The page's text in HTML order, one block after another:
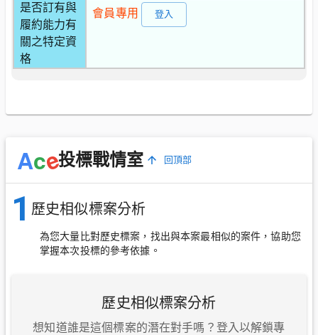
是否訂有與
履約能力有
關之特定資
格
會員專用 登入
Ace投標戰情室 回頂部
1 歷史相似標案分析
為您大量比對歷史標案，找出與本案最相似的案件，協助您
掌握本次投標的參考依據。
歷史相似標案分析
想知道誰是這個標案的潛在對手嗎？登入以解鎖專